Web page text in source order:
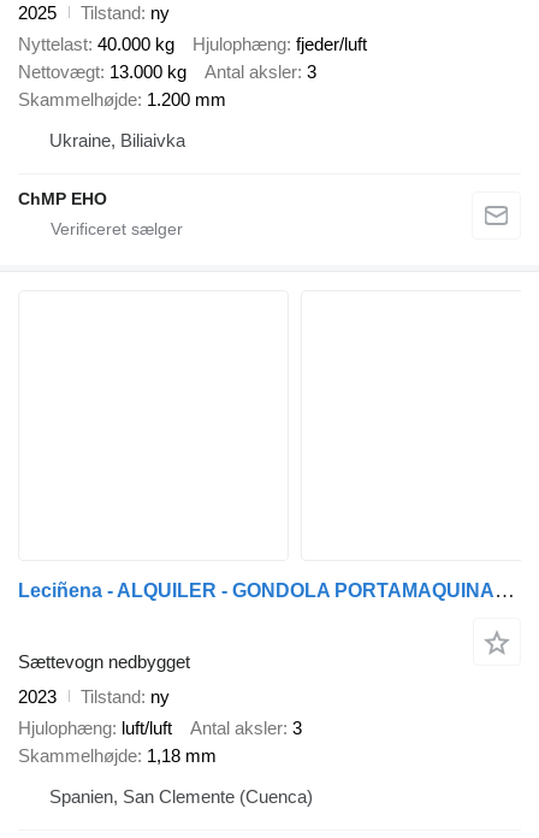
2025
Tilstand ny
Nyttelast 40.000 kg Hjulophæng fjeder/luft
Nettovægt 13.000 kg Antal aksler 3
Skammelhøjde 1.200 mm
Ukraine, Biliaivka
ChMP EHO
Leciñena - ALQUILER - GONDOLA PORTAMAQUINARIA
Sættevogn nedbygget
2023
Tilstand ny
Hjulophæng luft/luft Antal aksler 3
Skammelhøjde 1,18 mm
Spanien, San Clemente (Cuenca)